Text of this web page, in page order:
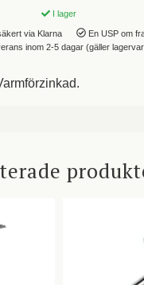
I lager
via Klarna
En USP om
inom 2-5 dagar (gäller